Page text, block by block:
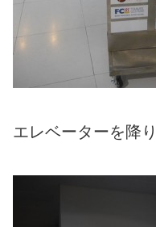
エレベーターを降